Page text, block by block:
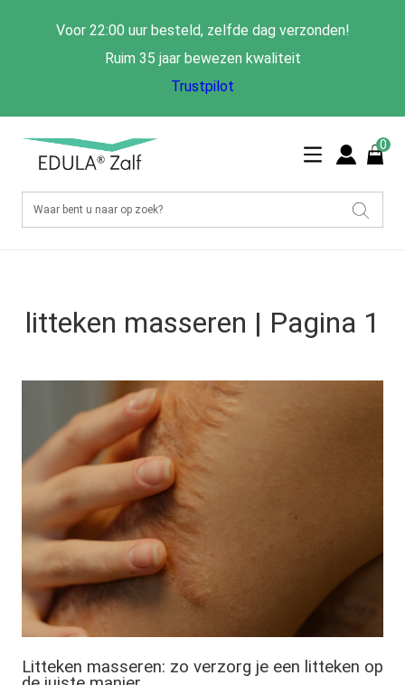
Voor 22:00 uur besteld, zelfde dag verzonden!
Ruim 35 jaar bewezen kwaliteit
Trustpilot
0
litteken masseren | Pagina 1
Litteken masseren: zo verzorg je een litteken op